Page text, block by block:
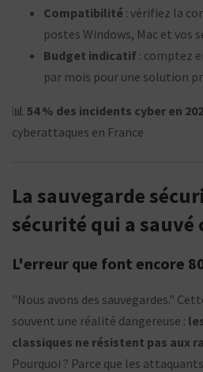
Compatibilité : vérifiez la
postes Windows, Mac et vos
Budget indicatif : comptez
par mois pour une solution
📊 54 % des incidents cyber en
cyberattaques en France
La sauvegarde
sécurité qui a sauvé
L'erreur que font encore
"Nous avons des sauvegardes."
souvent une réalité dangereuse :
classiques ne résistent pas aux
Pourquoi ? Parce que les